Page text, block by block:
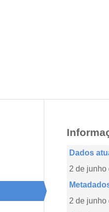
Dados
2 de junho
2 de junho